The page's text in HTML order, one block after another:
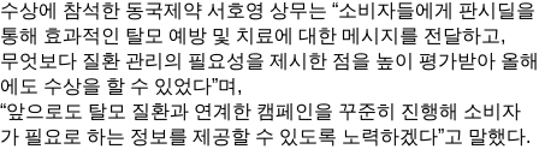
수상에 참석한 동국제약 서호영 상무는 “소비자들에게 판시딜을
통해 효과적인 탈모 예방 및 치료에 대한 메시지를 전달하고,
무엇보다 질환 관리의 필요성을 제시한 점을 높이 평가받아 올해
에도 수상을 할 수 있었다”며,
“앞으로도 탈모 질환과 연계한 캠페인을 꾸준히 진행해 소비자
가 필요로 하는 정보를 제공할 수 있도록 노력하겠다”고 말했다.